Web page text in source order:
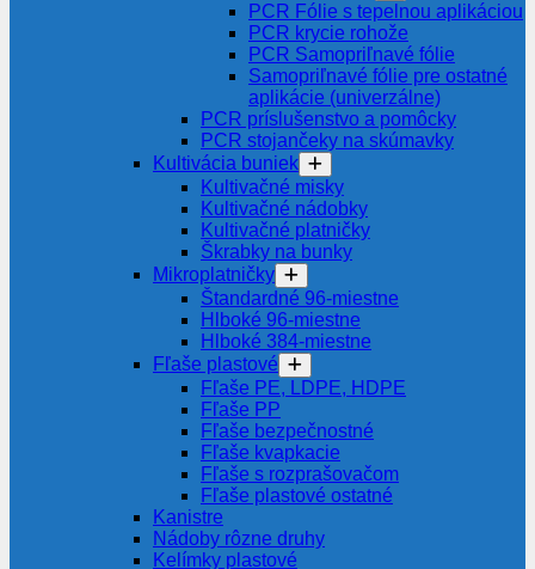
PCR Fólie s tepelnou aplikáciou
PCR krycie rohože
PCR Samopriľnavé fólie
Samopriľnavé fólie pre ostatné
aplikácie (univerzálne)
PCR príslušenstvo a pomôcky
PCR stojančeky na skúmavky
Kultivácia buniek
Kultivačné misky
Kultivačné nádobky
Kultivačné platničky
Škrabky na bunky
Mikroplatničky
Štandardné 96-miestne
Hlboké 96-miestne
Hlboké 384-miestne
Fľaše plastové
Fľaše PE, LDPE, HDPE
Fľaše PP
Fľaše bezpečnostné
Fľaše kvapkacie
Fľaše s rozprašovačom
Fľaše plastové ostatné
Kanistre
Nádoby rôzne druhy
Kelímky plastové